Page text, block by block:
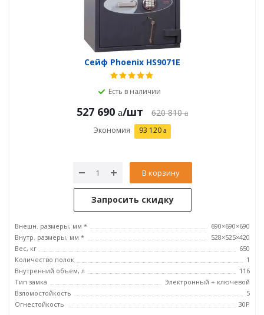
Сейф Phoenix HS9071E
Есть в наличии
527 690 /шт 620 810
Экономия 93 120
В корзину
Запросить скидку
Внешн. размеры, мм *
690×690×690
Внутр. размеры, мм *
528×525×420
Вес, кг
650
Количество полок
1
Внутренний объем, л
116
Тип замка
Электронный + ключевой
Взломостойкость
5
Огнестойкость
30P